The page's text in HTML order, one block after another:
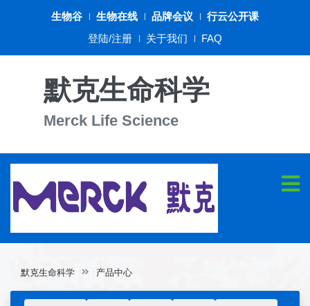
生物谷 生物在线 品牌会议
行云公开课
登陆/注册
关于我们 FAQ
默克生命科学
Merck Life Science
默克生命科学 产品中心